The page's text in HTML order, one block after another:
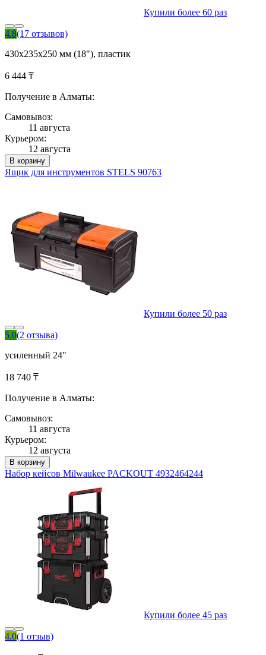
Купили более 60 раз
4.8(17 отзывов)
430х235х250 мм (18"), пластик
6 444 ₸
Получение в Алматы:
Самовывоз:
11 августа
Курьером:
12 августа
В корзину
Ящик для инструментов STELS 90763
Купили более 50 раз
5.0(2 отзыва)
усиленный 24"
18 740 ₸
Получение в Алматы:
Самовывоз:
11 августа
Курьером:
12 августа
В корзину
Набор кейсов Milwaukee PACKOUT 4932464244
Купили более 45 раз
4.0(1 отзыв)